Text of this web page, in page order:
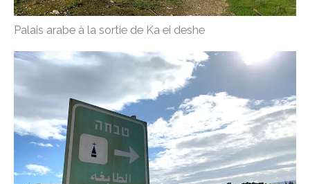
hébergements Podiensis
hébergements Camino Francès
Lire
A propos
Palais arabe à la sortie de Ka ei deshe